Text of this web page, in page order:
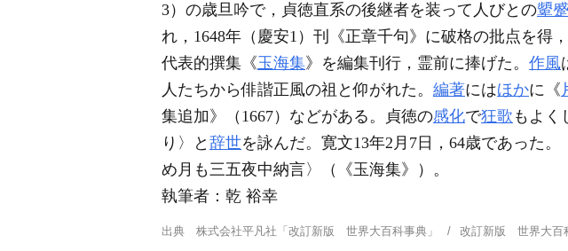
3）の歳旦吟で，貞徳直系の後継者を装って人びとの顰蹙
れ，1648年（慶安1）刊《正章千句》に破格の批点を得
代表的撰集《玉海集》を編集刊行，霊前に捧げた。 作風
人たちから俳諧正風の祖と仰がれた。 編著にはほかに《
集追加》（1667）などがある。貞徳の感化で狂歌 もよく
り〉と 辞世を詠んだ。寛文13年2月7日，64歳であった
め月も三五夜中納言〉（《玉海集》）。
執筆者： 乾 裕幸
出典 株式会社平凡社「改訂新版 世界大百科事典」 改訂新版 世界大